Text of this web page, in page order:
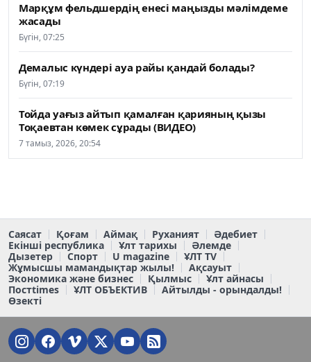
Марқұм фельдшердің енесі маңызды мәлімдеме
жасады
Бүгін, 07:25
Демалыс күндері ауа райы қандай болады?
Бүгін, 07:19
Тойда уағыз айтып қамалған қарияның қызы
Тоқаевтан көмек сұрады (ВИДЕО)
7 тамыз, 2026, 20:54
Саясат Қоғам Аймақ Руханият
Әдебиет
Екінші республика
Ұлт тарихы
Әлемде
Дызетер
Спорт U magazine
ҰЛТ TV
Жұмысшы мамандықтар жылы!
Ақсауыт
Экономика және бизнес
Қылмыс
Ұлт айнасы
Постtimes
ҰЛТ ОБЪЕКТИВ
Айтылды - орындалды!
Өзекті